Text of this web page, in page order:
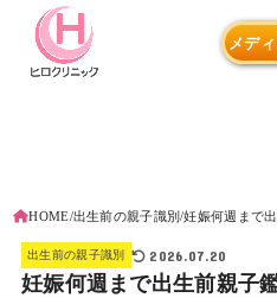
メデ
HOME 出生前の親子識別 妊娠何週まで
出生前の親子識別 2026.07.20
妊娠何週まで出生前親子